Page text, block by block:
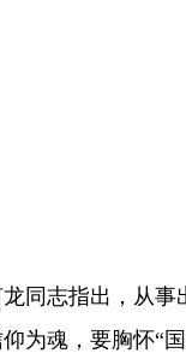
同志指出，从
为魂，要胸怀“